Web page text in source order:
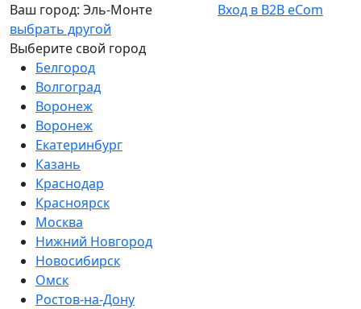
Ваш город: Эль-Монте
выбрать другой
Выберите свой город
Белгород
Волгоград
Воронеж
Воронеж
Екатеринбург
Казань
Краснодар
Красноярск
Москва
Нижний Новгород
Новосибирск
Омск
Ростов-на-Дону
Вход в B2B eCom